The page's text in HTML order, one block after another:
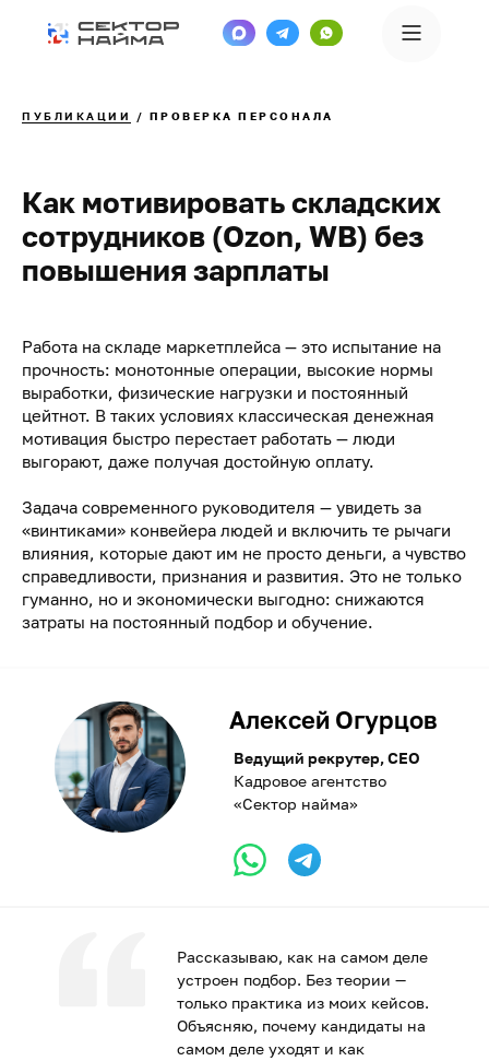
ПУБЛИКАЦИИ / ПРОВЕРКА ПЕРСОНАЛА
Как мотивировать складских
сотрудников (Ozon, WB) без
повышения зарплаты
Работа на складе маркетплейса — это испытание на
прочность: монотонные операции, высокие нормы
выработки, физические нагрузки и постоянный
цейтнот. В таких условиях классическая денежная
мотивация быстро перестает работать — люди
выгорают, даже получая достойную оплату.
Задача современного руководителя — увидеть за
«винтиками» конвейера людей и включить те рычаги
влияния, которые дают им не просто деньги, а чувство
справедливости, признания и развития. Это не только
гуманно, но и экономически выгодно: снижаются
затраты на постоянный подбор и обучение.
Рассказываю, как на самом деле
устроен подбор. Без теории —
только практика из моих кейсов.
Объясняю, почему кандидаты на
самом деле уходят и как
Алексей Огурцов
Ведущий рекрутер, CEO
Кадровое агентство
«Сектор найма»